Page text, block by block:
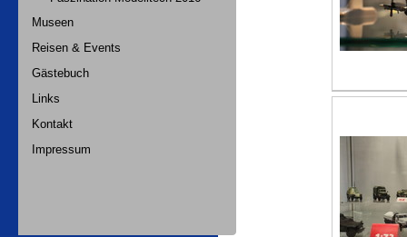
Museen
Reisen & Events
Gästebuch
Links
Kontakt
Impressum